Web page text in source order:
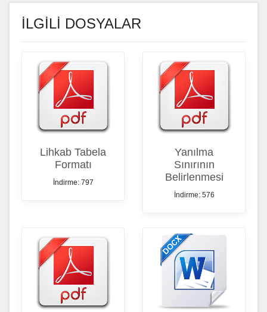
İLGİLİ DOSYALAR
Lihkab Tabela
Formatı
İndirme: 797
Yanılma
Sınırının
Belirlenmesi
İndirme: 576